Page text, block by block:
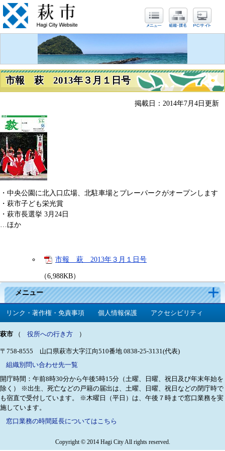
市報 萩 2013年３月１日号
掲載日：2014年7月4日更新
・中央公園に北入口広場、北駐車場とプレーパークがオープンします
・萩市子ども栄光賞
・萩市長選挙 3月24日
…ほか
市報 萩 2013年３月１日号
（6,988KB）
メニュー
リンク・著作権・免責事項 個人情報保護 アクセシビリティ
萩市 （ 役所への行き方 ）
〒758-8555 山口県萩市大字江向510番地 0838-25-3131(代表)
組織別問い合わせ先一覧
開庁時間：午前8時30分から午後5時15分（土曜、日曜、祝日及び年末年始を
除く）
※出生、死亡などの戸籍の届出は、土曜、日曜、祝日などの閉庁時で
も宿直で受付しています。
※木曜日（平日）は、午後７時まで窓口業務を実
施しています。
窓口業務の時間延長についてはこちら
Copyright © 2014 Hagi City All rights reserved.